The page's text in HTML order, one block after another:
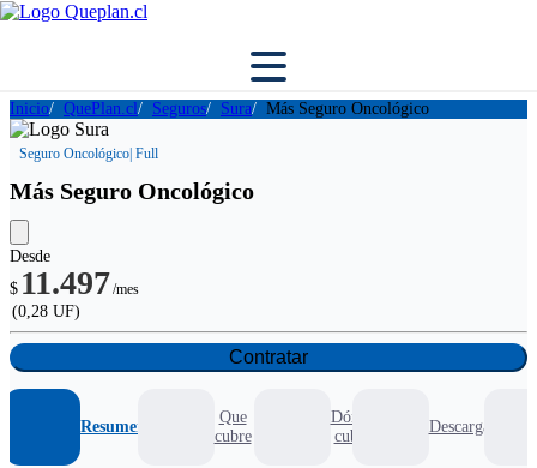
Inicio QuePlan.cl Seguros Sura Más Seguro Oncológico
Seguro Oncológico | Full
Más Seguro Oncológico
Desde
$ 11.497/mes
(0,28 UF)
Contratar
Resumen
Que
cubre
Dónde
cubre
Descargables